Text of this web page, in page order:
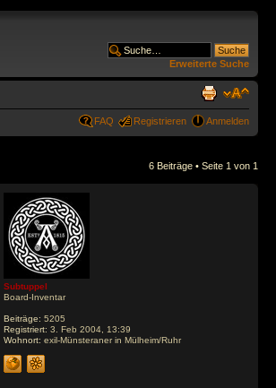
Erweiterte Suche
FAQ Registrieren Anmelden
6 Beiträge • Seite 1 von 1
Subtuppel
Board-Inventar
Beiträge: 5205
Registriert: 3. Feb 2004, 13:39
Wohnort: exil-Münsteraner in Mülheim/Ruhr